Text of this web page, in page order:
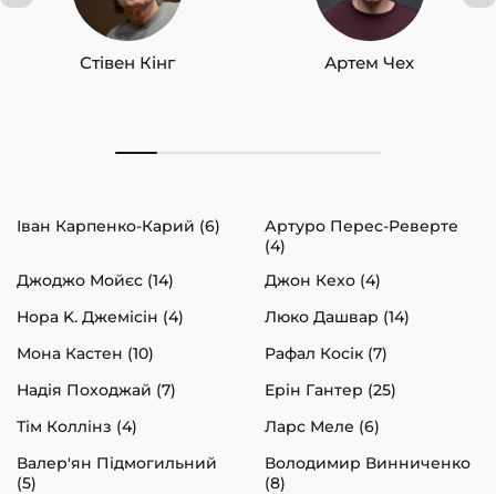
Стівен Кінг Артем Чех
Іван Карпенко-Карий (6)
Артуро Перес-Реверте
(4)
Джоджо Мойєс (14)
Джон Кехо (4)
Нора K. Джемісін (4)
Люко Дашвар (14)
Мона Кастен (10)
Рафал Косік (7)
Надія Походжай (7)
Ерін Гантер (25)
Тім Коллінз (4)
Ларс Меле (6)
Валер'ян Підмогильний
(5)
Володимир Винниченко
(8)